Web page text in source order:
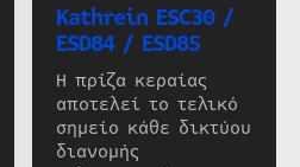
Kathrein ESC30 /
ESD84 / ESD85
Η πρίζα κεραίας
αποτελεί το τελικό
σημείο κάθε δικτύου
διανομής